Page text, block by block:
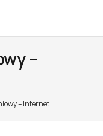
–
– Internet